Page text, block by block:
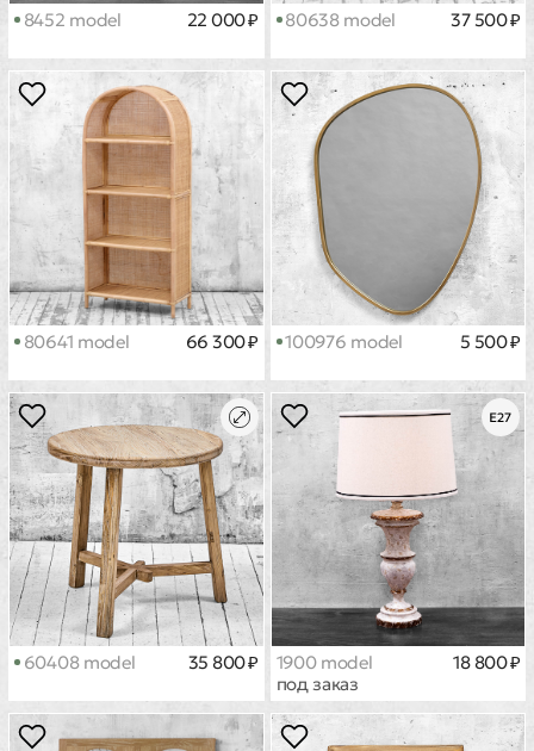
8452 model 22 000 ₽ 80638 model 37 500 ₽
80641 model 66 300 ₽ 100976 model 5 500 ₽
60408 model 35 800 ₽
1900 model
под заказ
18 800 ₽